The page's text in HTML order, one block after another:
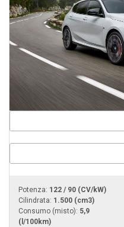
Potenza: 122 / 90 (CV/kW)
Cilindrata: 1.500 (cm3)
Consumo (misto): 5,9
(l/100km)